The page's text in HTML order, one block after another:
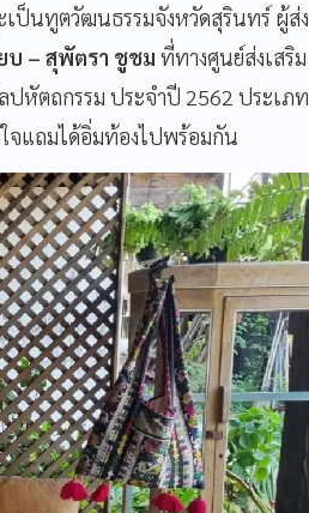
เป็นทูตวัฒนธรรมจังหวัดสุรินทร์ ผู้ส่ง
บ – สุพัตรา ชูชม ที่ทางศูนย์ส่งเสริม
ปหัตถกรรม ประจำปี 2562 ประเภท
จแถมได้อิ่มท้องไปพร้อมกัน